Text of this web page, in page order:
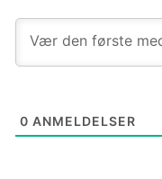
0 ANMELDELSER